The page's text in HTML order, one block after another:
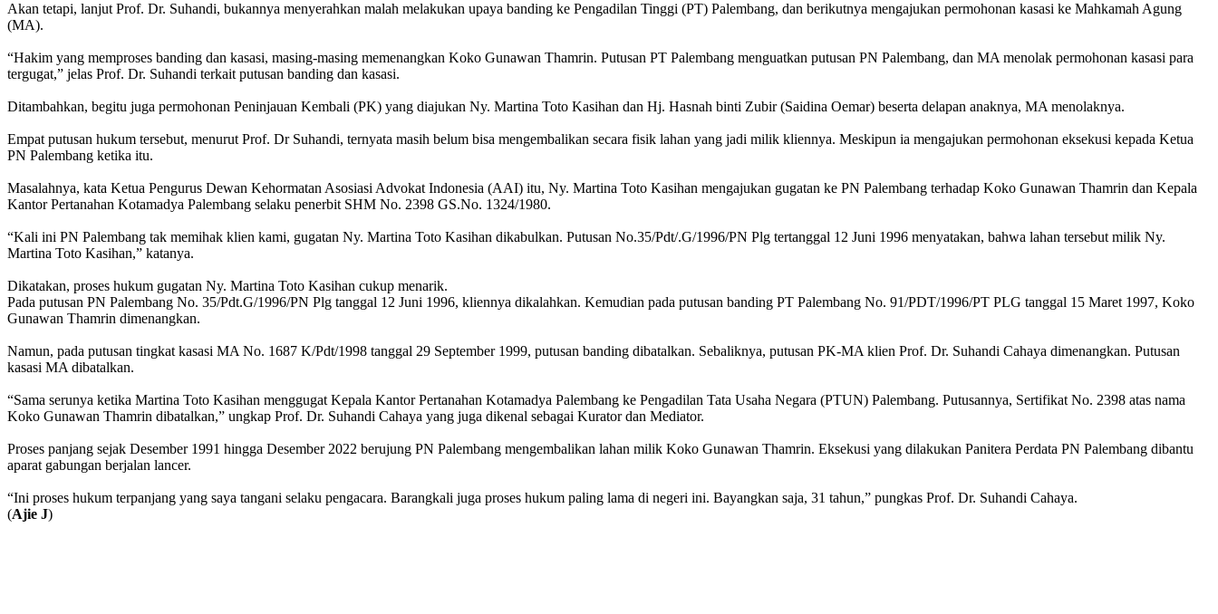
Akan tetapi, lanjut Prof. Dr. Suhandi, bukannya menyerahkan malah melakukan upaya banding ke Pengadilan Tinggi (PT) Palembang, dan berikutnya mengajukan permohonan kasasi ke Mahkamah Agung
(MA).
“Hakim yang memproses banding dan kasasi, masing-masing memenangkan Koko Gunawan Thamrin. Putusan PT Palembang menguatkan putusan PN Palembang, dan MA menolak permohonan kasasi para
tergugat,” jelas Prof. Dr. Suhandi terkait putusan banding dan kasasi.
Ditambahkan, begitu juga permohonan Peninjauan Kembali (PK) yang diajukan Ny. Martina Toto Kasihan dan Hj. Hasnah binti Zubir (Saidina Oemar) beserta delapan anaknya, MA menolaknya.
Empat putusan hukum tersebut, menurut Prof. Dr Suhandi, ternyata masih belum bisa mengembalikan secara fisik lahan yang jadi milik kliennya. Meskipun ia mengajukan permohonan eksekusi kepada Ketua
PN Palembang ketika itu.
Masalahnya, kata Ketua Pengurus Dewan Kehormatan Asosiasi Advokat Indonesia (AAI) itu, Ny. Martina Toto Kasihan mengajukan gugatan ke PN Palembang terhadap Koko Gunawan Thamrin dan Kepala
Kantor Pertanahan Kotamadya Palembang selaku penerbit SHM No. 2398 GS.No. 1324/1980.
“Kali ini PN Palembang tak memihak klien kami, gugatan Ny. Martina Toto Kasihan dikabulkan. Putusan No.35/Pdt/.G/1996/PN Plg tertanggal 12 Juni 1996 menyatakan, bahwa lahan tersebut milik Ny.
Martina Toto Kasihan,” katanya.
Dikatakan, proses hukum gugatan Ny. Martina Toto Kasihan cukup menarik.
Pada putusan PN Palembang No. 35/Pdt.G/1996/PN Plg tanggal 12 Juni 1996, kliennya dikalahkan. Kemudian pada putusan banding PT Palembang No. 91/PDT/1996/PT PLG tanggal 15 Maret 1997, Koko
Gunawan Thamrin dimenangkan.
Namun, pada putusan tingkat kasasi MA No. 1687 K/Pdt/1998 tanggal 29 September 1999, putusan banding dibatalkan. Sebaliknya, putusan PK-MA klien Prof. Dr. Suhandi Cahaya dimenangkan. Putusan
kasasi MA dibatalkan.
“Sama serunya ketika Martina Toto Kasihan menggugat Kepala Kantor Pertanahan Kotamadya Palembang ke Pengadilan Tata Usaha Negara (PTUN) Palembang. Putusannya, Sertifikat No. 2398 atas nama
Koko Gunawan Thamrin dibatalkan,” ungkap Prof. Dr. Suhandi Cahaya yang juga dikenal sebagai Kurator dan Mediator.
Proses panjang sejak Desember 1991 hingga Desember 2022 berujung PN Palembang mengembalikan lahan milik Koko Gunawan Thamrin. Eksekusi yang dilakukan Panitera Perdata PN Palembang dibantu
aparat gabungan berjalan lancer.
“Ini proses hukum terpanjang yang saya tangani selaku pengacara. Barangkali juga proses hukum paling lama di negeri ini. Bayangkan saja, 31 tahun,” pungkas Prof. Dr. Suhandi Cahaya.
(Ajie J)